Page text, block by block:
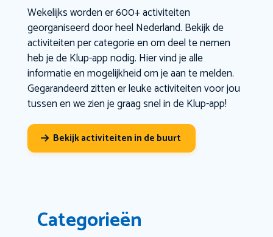
Wekelijks worden er 600+ activiteiten
georganiseerd door heel Nederland. Bekijk de
activiteiten per categorie en om deel te nemen
heb je de Klup-app nodig. Hier vind je alle
informatie en mogelijkheid om je aan te melden.
Gegarandeerd zitten er leuke activiteiten voor jou
tussen en we zien je graag snel in de Klup-app!
Bekijk activiteiten in de buurt
Categorieën